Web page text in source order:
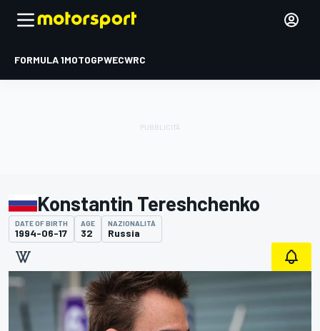
FORMULA 1MOTOGPWECWRC
Konstantin Tereshchenko
DATE OF BIRTH
1994-06-17
AGE
32
NAZIONALITÀ
Russia